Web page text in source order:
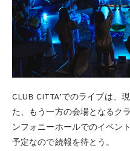
CLUB CITTA’でのライブは、
た、もう一方の会場となるク
ンフォニーホールでのイベン
予定なので続報を待とう。